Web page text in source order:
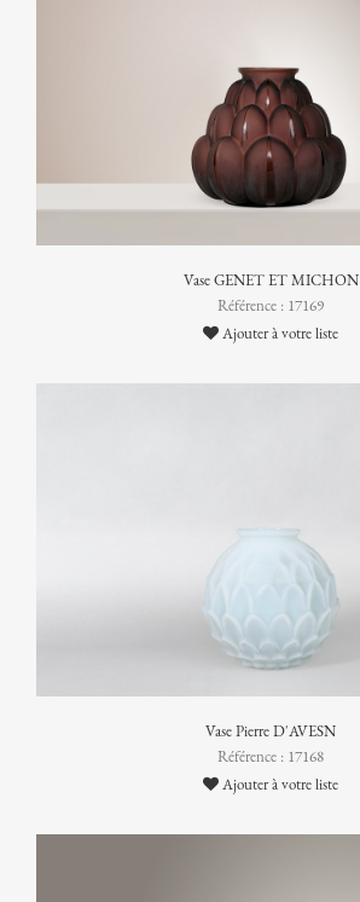
Vase GENET ET MICHON
Référence : 17169
Ajouter à votre liste
Vase Pierre D'AVESN
Référence : 17168
Ajouter à votre liste